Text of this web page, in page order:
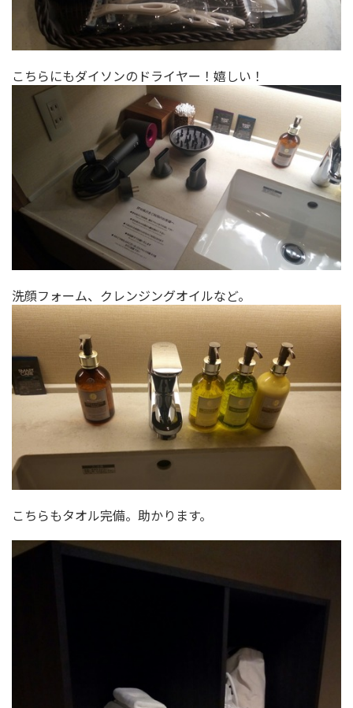
こちらにもダイソンのドライヤー！嬉しい！
洗顔フォーム、クレンジングオイルなど。
こちらもタオル完備。助かります。